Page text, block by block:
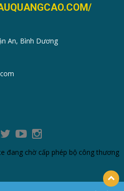
An, Bình Dương
đang chờ cấp phép bộ công thương